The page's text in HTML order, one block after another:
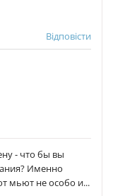
Відповісти
- что бы вы
Именно
мьют не особо и...